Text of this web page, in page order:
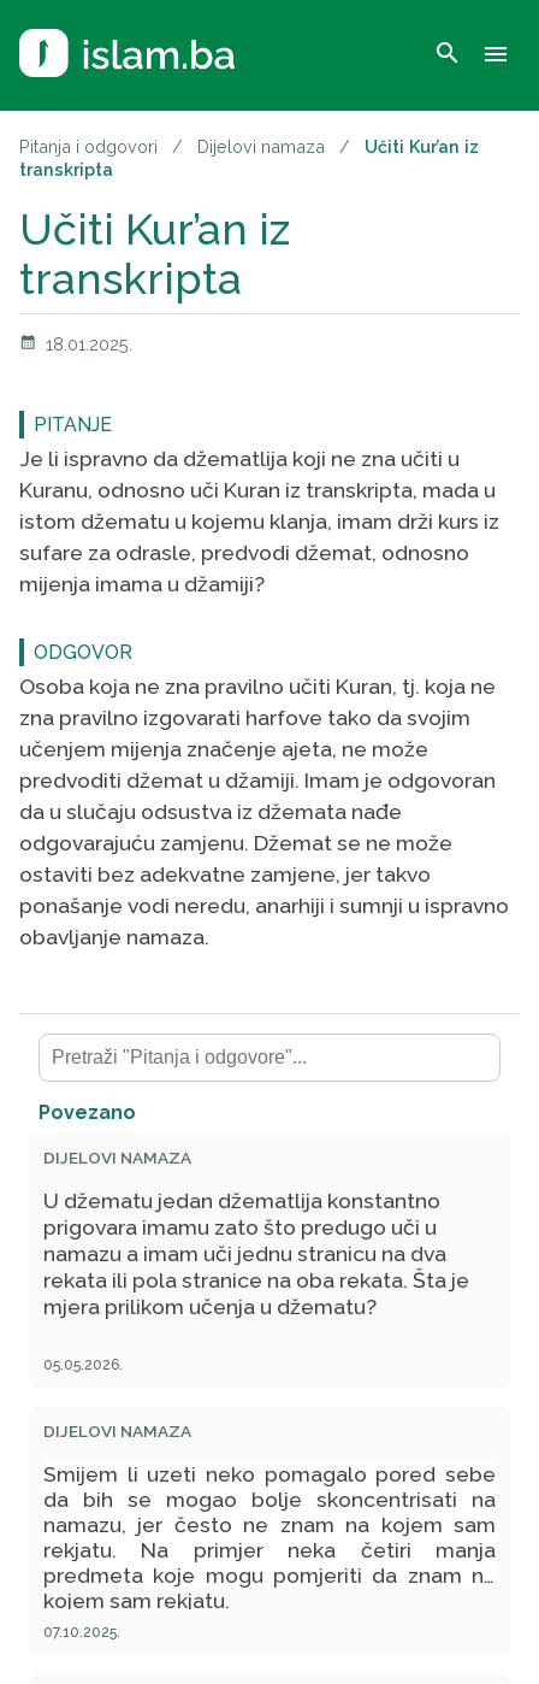
search menu
Pitanja i odgovori / Dijelovi namaza /
Učiti Kur’an iz
transkripta
Učiti Kur’an iz
transkripta
calendar_month 18.01.2025.
PITANJE
Je li ispravno da džematlija koji ne zna učiti u
Kuranu, odnosno uči Kuran iz transkripta, mada u
istom džematu u kojemu klanja, imam drži kurs iz
sufare za odrasle, predvodi džemat, odnosno
mijenja imama u džamiji?
ODGOVOR
Osoba koja ne zna pravilno učiti Kuran, tj. koja ne
zna pravilno izgovarati harfove tako da svojim
učenjem mijenja značenje ajeta, ne može
predvoditi džemat u džamiji. Imam je odgovoran
da u slučaju odsustva iz džemata nađe
odgovarajuću zamjenu. Džemat se ne može
ostaviti bez adekvatne zamjene, jer takvo
ponašanje vodi neredu, anarhiji i sumnji u ispravno
obavljanje namaza.
Povezano
DIJELOVI NAMAZA
U džematu jedan džematlija konstantno
prigovara imamu zato što predugo uči u
namazu a imam uči jednu stranicu na dva
rekata ili pola stranice na oba rekata. Šta je
mjera prilikom učenja u džematu?
05.05.2026.
DIJELOVI NAMAZA
Smijem li uzeti neko pomagalo pored sebe
da bih se mogao bolje skoncentrisati na
namazu, jer često ne znam na kojem sam
rekjatu. Na primjer neka četiri manja
predmeta koje mogu pomjeriti da znam na
kojem sam rekjatu.
07.10.2025.